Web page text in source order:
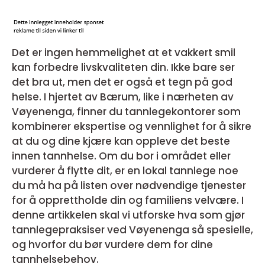
Det er ingen hemmelighet at et vakkert smil
kan forbedre livskvaliteten din. Ikke bare ser
det bra ut, men det er også et tegn på god
helse. I hjertet av Bærum, like i nærheten av
Vøyenenga, finner du tannlegekontorer som
kombinerer ekspertise og vennlighet for å sikre
at du og dine kjære kan oppleve det beste
innen tannhelse. Om du bor i området eller
vurderer å flytte dit, er en lokal tannlege noe
du må ha på listen over nødvendige tjenester
for å opprettholde din og familiens velvære. I
denne artikkelen skal vi utforske hva som gjør
tannlegepraksiser ved Vøyenenga så spesielle,
og hvorfor du bør vurdere dem for dine
tannhelsebehov.